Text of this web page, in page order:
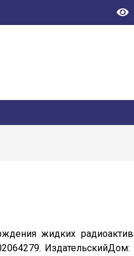
жидких
ИздательскийДом: